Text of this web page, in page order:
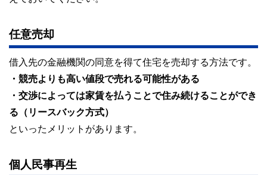
任意売却
借入先の金融機関の同意を得て住宅を売却する方法です。
・競売よりも高い値段で売れる可能性がある
・交渉によっては家賃を払うことで住み続けることができ
る（リースバック方式）
といったメリットがあります。
個人民事再生